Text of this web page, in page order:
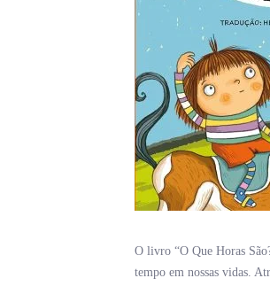
O livro “O Que Horas
tempo em nossas vidas.